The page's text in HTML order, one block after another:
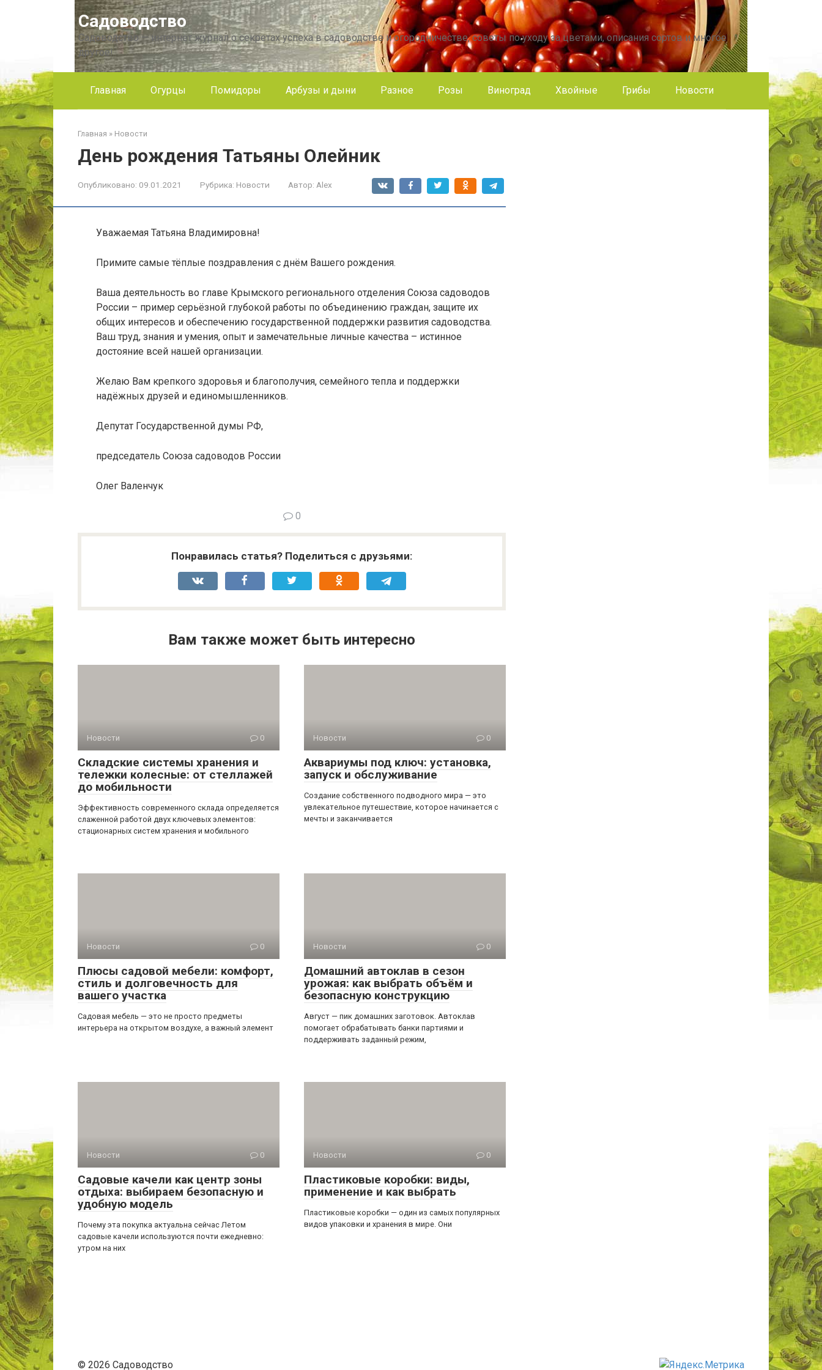
Садоводство
Садоводство — интернет журнал о секретах успеха в садоводстве и огородничестве, советы по уходу за цветами, описания сортов и многое
другое!
Главная Огурцы Помидоры Арбузы и дыни Разное Розы Виноград Хвойные Грибы Новости
Главная » Новости
День рождения Татьяны Олейник
Опубликовано: 09.01.2021 Рубрика: Новости Автор: Alex
Уважаемая Татьяна Владимировна!
Примите самые тёплые поздравления с днём Вашего рождения.
Ваша деятельность во главе Крымского регионального отделения Союза садоводов
России – пример серьёзной глубокой работы по объединению граждан, защите их
общих интересов и обеспечению государственной поддержки развития садоводства.
Ваш труд, знания и умения, опыт и замечательные личные качества – истинное
достояние всей нашей организации.
Желаю Вам крепкого здоровья и благополучия, семейного тепла и поддержки
надёжных друзей и единомышленников.
Депутат Государственной думы РФ,
председатель Союза садоводов России
Олег Валенчук
0
Понравилась статья? Поделиться с друзьями:
Вам также может быть интересно
Новости 0
Складские системы хранения и
тележки колесные: от стеллажей
до мобильности
Эффективность современного склада определяется
слаженной работой двух ключевых элементов:
стационарных систем хранения и мобильного
Новости 0
Аквариумы под ключ: установка,
запуск и обслуживание
Создание собственного подводного мира — это
увлекательное путешествие, которое начинается с
мечты и заканчивается
Новости 0
Плюсы садовой мебели: комфорт,
стиль и долговечность для
вашего участка
Садовая мебель — это не просто предметы
интерьера на открытом воздухе, а важный элемент
Новости 0
Домашний автоклав в сезон
урожая: как выбрать объём и
безопасную конструкцию
Август — пик домашних заготовок. Автоклав
помогает обрабатывать банки партиями и
поддерживать заданный режим,
Новости 0
Садовые качели как центр зоны
отдыха: выбираем безопасную и
удобную модель
Почему эта покупка актуальна сейчас Летом
садовые качели используются почти ежедневно:
утром на них
Новости 0
Пластиковые коробки: виды,
применение и как выбрать
Пластиковые коробки — один из самых популярных
видов упаковки и хранения в мире. Они
© 2026 Садоводство